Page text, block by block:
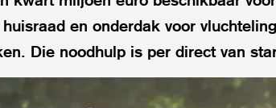
en onderdak voor
Die noodhulp is per direct van